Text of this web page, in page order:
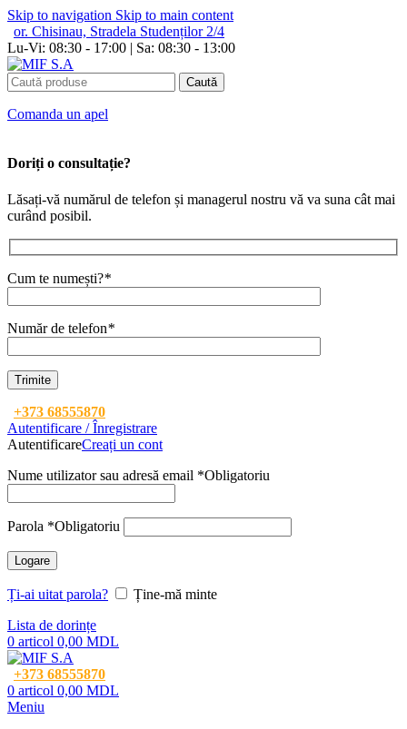
Skip to navigation Skip to main content
or. Chisinau, Stradela Studenților 2/4
Lu-Vi: 08:30 - 17:00 | Sa: 08:30 - 13:00
Caută
Сomanda un apel
Doriți o consultație?
Lăsați-vă numărul de telefon și managerul nostru vă va suna cât mai
curând posibil.
Cum te numești?*
Număr de telefon*
+373 68555870
Autentificare / Înregistrare
AutentificareCreați un cont
Nume utilizator sau adresă email *Obligatoriu
Parola *Obligatoriu
Logare
Ți-ai uitat parola?
Ține-mă minte
Lista de dorințe
0 articol 0,00 MDL
+373 68555870
0 articol 0,00 MDL
Meniu